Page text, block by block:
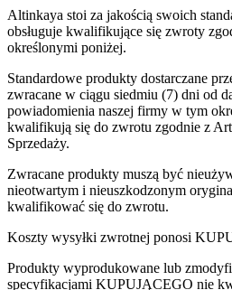
Altinkaya stoi za jakością swoich
obsługuje kwalifikujące się zwroty
określonymi poniżej.
Standardowe produkty dostarczane
zwracane w ciągu siedmiu (7) dni od
powiadomienia naszej firmy w tym
kwalifikują się do zwrotu zgodnie z
Sprzedaży.
Zwracane produkty muszą być
nieotwartym i nieuszkodzonym
kwalifikować się do zwrotu.
Koszty wysyłki zwrotnej ponosi
Produkty wyprodukowane lub
specyfikacjami KUPUJĄCEGO nie